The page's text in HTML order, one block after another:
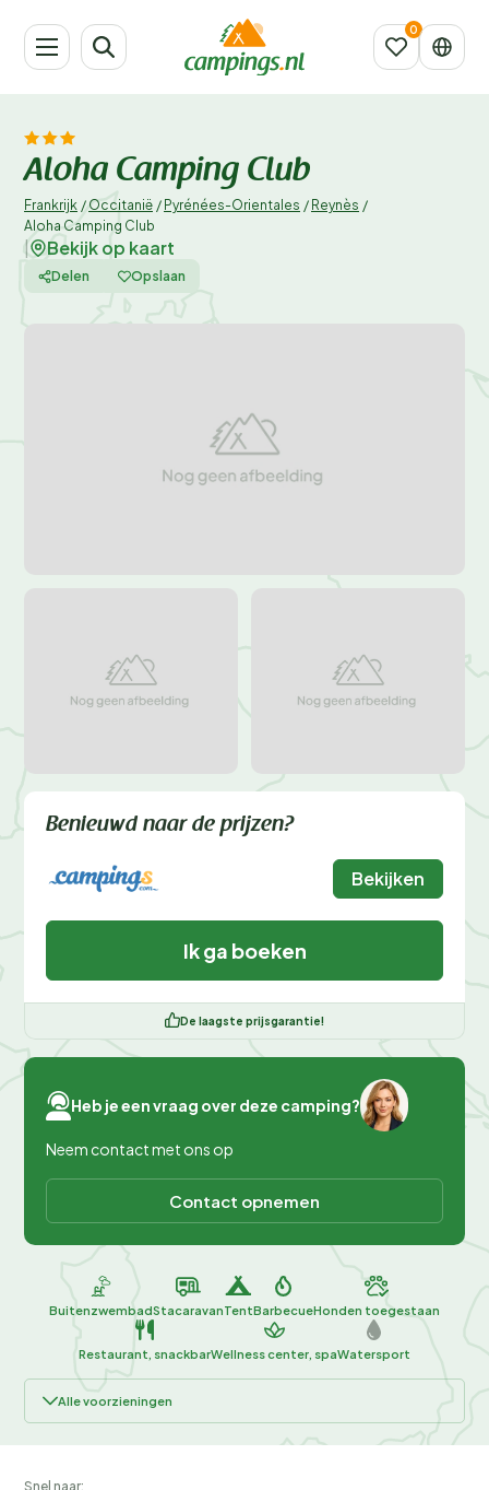
Aloha Camping Club
Frankrijk / Occitanië / Pyrénées-Orientales / Reynès /
Aloha Camping Club
Bekijk op kaart
Delen Opslaan
Benieuwd naar de prijzen?
Bekijken
Ik ga boeken
De laagste prijsgarantie!
Heb je een vraag over deze camping?
Neem contact met ons op
Contact opnemen
BuitenzwembadStacaravanTentBarbecueHonden toegestaan
Restaurant, snackbarWellness center, spaWatersport
Alle voorzieningen
Snel naar: